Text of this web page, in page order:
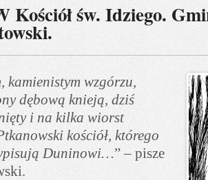
Kościół św. Idziego.
kamienistym wzgórzu,
dębową knieją, dziś
i na kilka wiorst
kościół, którego
Duninowi…” – pisze